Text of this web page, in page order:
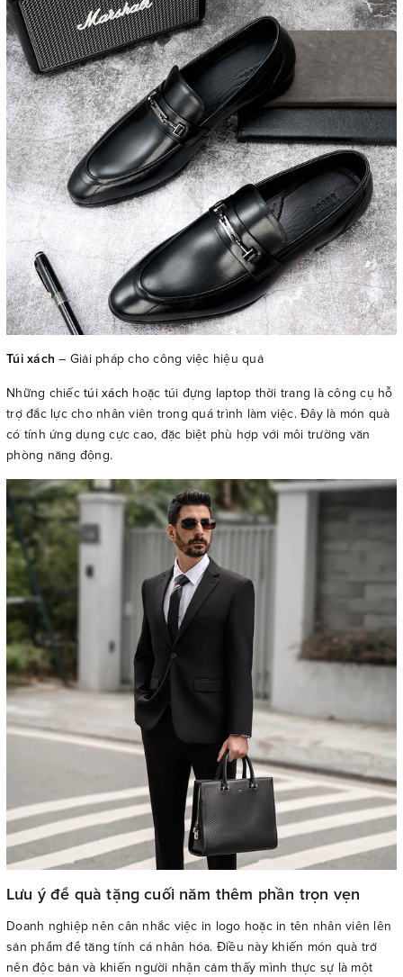
Túi xách– Giải pháp cho công việc hiệu quả
Những chiếc túi xách hoặc túi đựng laptop thời trang là công cụ hỗ
trợ đắc lực cho nhân viên trong quá trình làm việc. Đây là món quà
có tính ứng dụng cực cao, đặc biệt phù hợp với môi trường văn
phòng năng động.
Lưu ý để quà tặng cuối năm thêm phần trọn vẹn
Doanh nghiệp nên cân nhắc việc in logo hoặc in tên nhân viên lên
sản phẩm để tăng tính cá nhân hóa. Điều này khiến món quà trở
nên độc bản và khiến người nhận cảm thấy mình thực sự là một